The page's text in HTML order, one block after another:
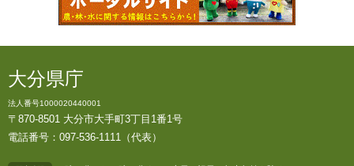
大分県庁
法人番号1000020440001
〒870-8501 大分市大手町3丁目1番1号
電話番号：097-536-1111（代表）